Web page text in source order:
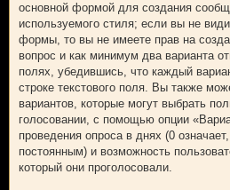
основной формой для создания
используемого стиля; если вы не
формы, то вы не имеете прав на
вопрос и как минимум два варианта
полях, убедившись, что каждый
строке текстового поля. Вы также
вариантов, которые могут выбрать
голосовании, с помощью опции
проведения опроса в днях (0
постоянным) и возможность
который они проголосовали.